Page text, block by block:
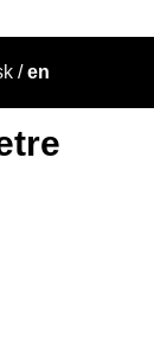
/en